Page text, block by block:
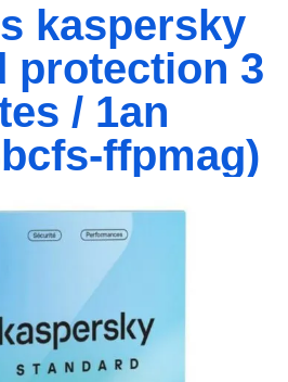
kaspersky
protection 3
/ 1an
ffpmag)